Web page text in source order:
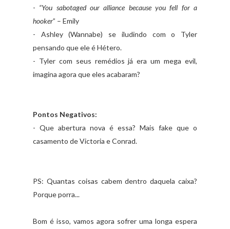
- “You sabotaged our alliance because you fell for a
hooker” – Emily
- Ashley (Wannabe) se iludindo com o Tyler
pensando que ele é Hétero.
- Tyler com seus remédios já era um mega evil,
imagina agora que eles acabaram?
Pontos Negativos:
- Que abertura nova é essa? Mais fake que o
casamento de Victoria e Conrad.
PS: Quantas coisas cabem dentro daquela caixa?
Porque porra...
Bom é isso, vamos agora sofrer uma longa espera